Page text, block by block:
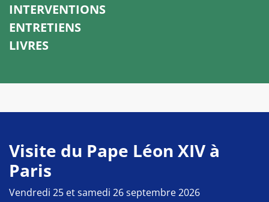
INTERVENTIONS
ENTRETIENS
LIVRES
Visite du Pape Léon XIV à
Paris
Vendredi 25 et samedi 26 septembre 2026